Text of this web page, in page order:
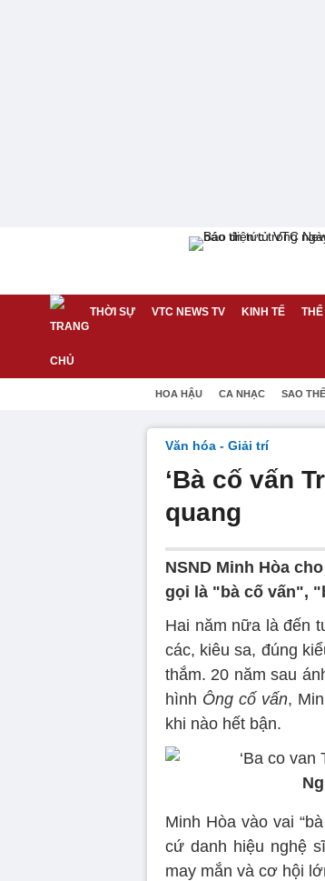
THỜI SỰ VTC NEWS TV KINH TẾ
HOA HẬU CA NHẠC SAO
Văn hóa - Giải trí
‘Bà cố vấn
quang
NSND Minh Hòa
gọi là "bà cố vấn",
Hai năm nữa là đến
các, kiêu sa, đúng
thắm. 20 năm sau
hình Ông cố vấn,
khi nào hết bận.
Minh Hòa vào vai
cứ danh hiệu nghệ
may mắn và cơ hội